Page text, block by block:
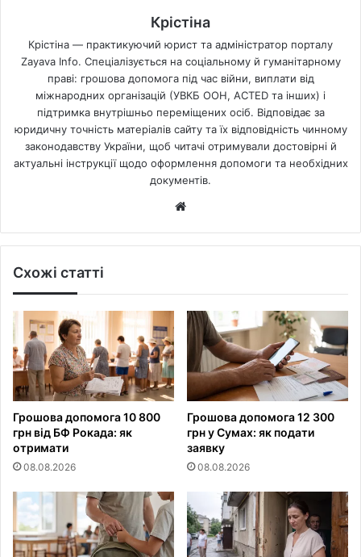
Крістіна
Крістіна — практикуючий юрист та адміністратор порталу
Zayava Info. Спеціалізується на соціальному й гуманітарному
праві: грошова допомога під час війни, виплати від
міжнародних організацій (УВКБ ООН, ACTED та інших) і
підтримка внутрішньо переміщених осіб. Відповідає за
юридичну точність матеріалів сайту та їх відповідність чинному
законодавству України, щоб читачі отримували достовірні й
актуальні інструкції щодо оформлення допомоги та необхідних
документів.
Схожі статті
Грошова допомога 10 800
грн від БФ Рокада: як
отримати
08.08.2026
Грошова допомога 12 300
грн у Сумах: як подати
заявку
08.08.2026